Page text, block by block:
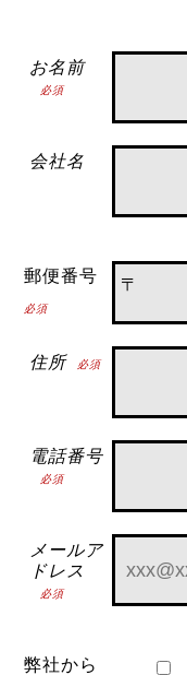
お名前
必須
会社名
郵便番号
必須
〒
住所 必須
電話番号
必須
メールア
ドレス
必須
弊社から